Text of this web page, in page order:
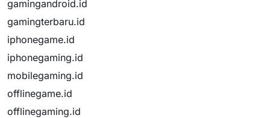
gamingandroid.id
gamingterbaru.id
iphonegame.id
iphonegaming.id
mobilegaming.id
offlinegame.id
offlinegaming.id